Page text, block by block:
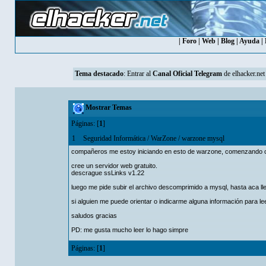
Foro Web Blog Ayuda
Tema destacado: Entrar al Canal Oficial Telegramde elhacker.net
Mostrar Temas
Páginas: [1]
1
Seguridad Informática/WarZone/warzone mysql
compañeros me estoy iniciando en esto de warzone,
cree un servidor web gratuito.
descrague ssLinks v1.22
luego me pide subir el archivo descomprimido a mysql, hasta aca
si alguien me puede orientar o indicarme alguna información para
saludos gracias
PD: me gusta mucho leer lo hago simpre
Páginas: [1]